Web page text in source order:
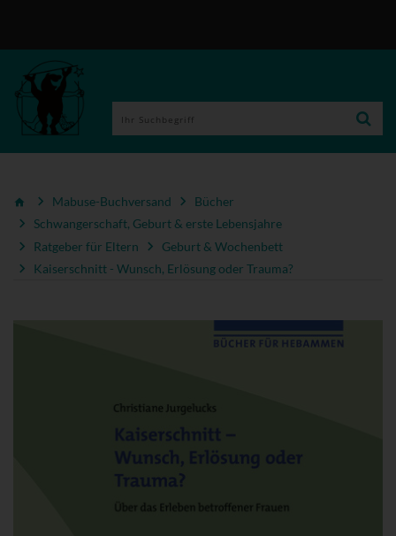
Mabuse-Buchversand
Bücher
Schwangerschaft, Geburt & erste Lebensjahre
Ratgeber für Eltern
Geburt & Wochenbett
Kaiserschnitt - Wunsch, Erlösung oder Trauma?